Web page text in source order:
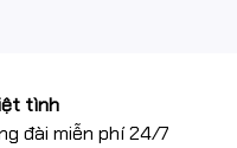
tình
đài miễn phí 24/7